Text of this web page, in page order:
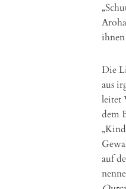
Die
aus
leitet
dem
auf